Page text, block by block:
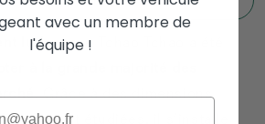
ludospace
. Grâce à des dimensions
étudiées, il s’installe
avec un membre de
l'équipe !